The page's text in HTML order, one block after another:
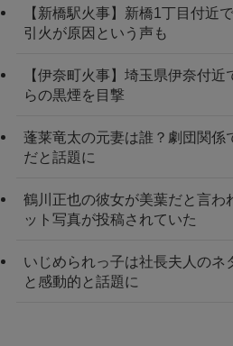
【新橋駅火事】新橋1丁目付近
引火が原因という声も
【伊奈町火事】埼玉県伊奈付
らの黒煙を目撃
蓬莱竜太の元妻は誰？劇団関係
だと話題に
鶴川正也の彼女が美葉だと言わ
ット写真が投稿されていた
いじめられっ子は社長夫人のネ
と感動的と話題に